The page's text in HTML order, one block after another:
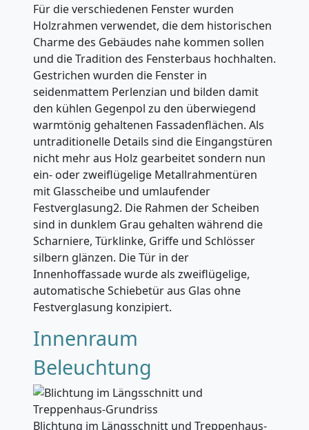
Für die verschiedenen Fenster wurden
Holzrahmen verwendet, die dem historischen
Charme des Gebäudes nahe kommen sollen
und die Tradition des Fensterbaus hochhalten.
Gestrichen wurden die Fenster in
seidenmattem Perlenzian und bilden damit
den kühlen Gegenpol zu den überwiegend
warmtönig gehaltenen Fassadenflächen. Als
untraditionelle Details sind die Eingangstüren
nicht mehr aus Holz gearbeitet sondern nun
ein- oder zweiflügelige Metallrahmentüren
mit Glasscheibe und umlaufender
Festverglasung2. Die Rahmen der Scheiben
sind in dunklem Grau gehalten während die
Scharniere, Türklinke, Griffe und Schlösser
silbern glänzen. Die Tür in der
Innenhoffassade wurde als zweiflügelige,
automatische Schiebetür aus Glas ohne
Festverglasung konzipiert.
Innenraum
Beleuchtung
Blichtung im Längsschnitt und Treppenhaus-